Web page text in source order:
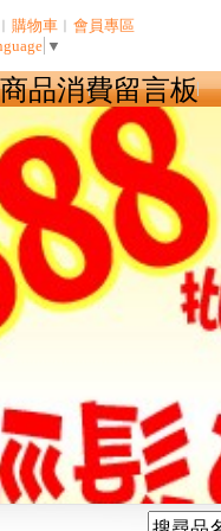
購物車 ︱ 會員專區
▼
商品消費留言板